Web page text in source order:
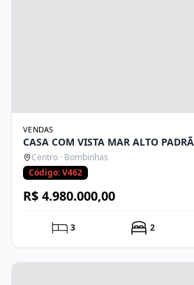
VENDAS
CASA COM VISTA MAR ALTO
Centro · Bombinhas
Código: V462
R$ 4.980.000,00
3 2